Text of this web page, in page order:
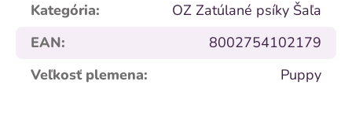
Kategória:
OZ Zatúlané psíky Šaľa
EAN:
8002754102179
Veľkosť plemena: Puppy